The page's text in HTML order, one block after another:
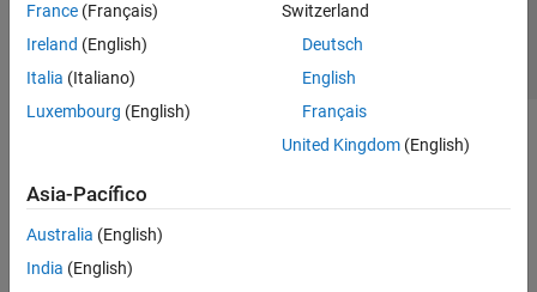
France (Français)
Ireland (English)
Italia (Italiano)
Luxembourg (English)
Switzerland
Deutsch
English
Français
United Kingdom(English)
Asia-Pacífico
Australia (English)
India (English)
Seleccione un país/